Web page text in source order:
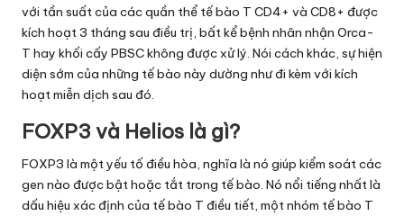
với tần suất của các quần thể tế bào T CD4+ và CD8+ được
kích hoạt 3 tháng sau điều trị, bất kể bệnh nhân nhận Orca-
T hay khối cấy PBSC không được xử lý. Nói cách khác, sự hiện
diện sớm của những tế bào này dường như đi kèm với kích
hoạt miễn dịch sau đó.
FOXP3 và Helios là gì?
FOXP3 là một yếu tố điều hòa, nghĩa là nó giúp kiểm soát các
gen nào được bật hoặc tắt trong tế bào. Nó nổi tiếng nhất là
dấu hiệu xác định của tế bào T điều tiết, một nhóm tế bào T